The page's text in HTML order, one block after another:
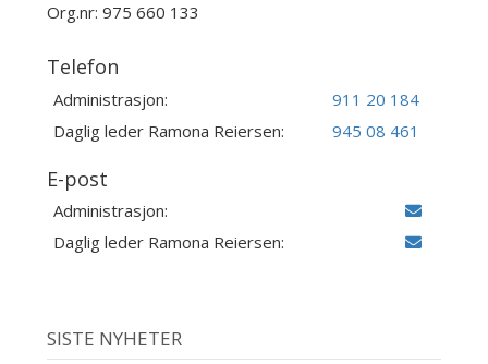
Org.nr: 975 660 133
Telefon
Administrasjon:
911 20 184
Daglig leder Ramona Reiersen:
945 08 461
E-post
Administrasjon:
Daglig leder Ramona Reiersen:
SISTE NYHETER